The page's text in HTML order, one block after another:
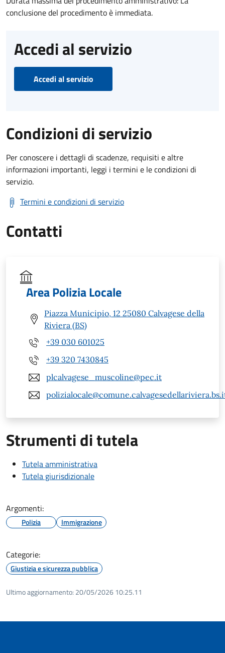
conclusione del procedimento è immediata.
Accedi al servizio
Accedi al servizio
Condizioni di servizio
Per conoscere i dettagli di scadenze, requisiti e altre
informazioni importanti, leggi i termini e le condizioni di
servizio.
Termini e condizioni di servizio
Contatti
Area Polizia Locale
Piazza Municipio, 12 25080 Calvagese della
Riviera (BS)
+39 030 601025
+39 320 7430845
plcalvagese_muscoline@pec.it
Strumenti di tutela
Tutela amministrativa
Tutela giurisdizionale
Argomenti:
Polizia Immigrazione
Categorie:
Giustizia e sicurezza pubblica
Ultimo aggiornamento: 20/05/2026 10:25.11